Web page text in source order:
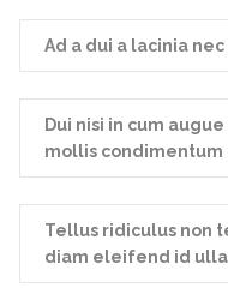
Ad a dui a lacinia
Dui nisi in cum
mollis condimentum
Tellus ridiculus non
diam eleifend id